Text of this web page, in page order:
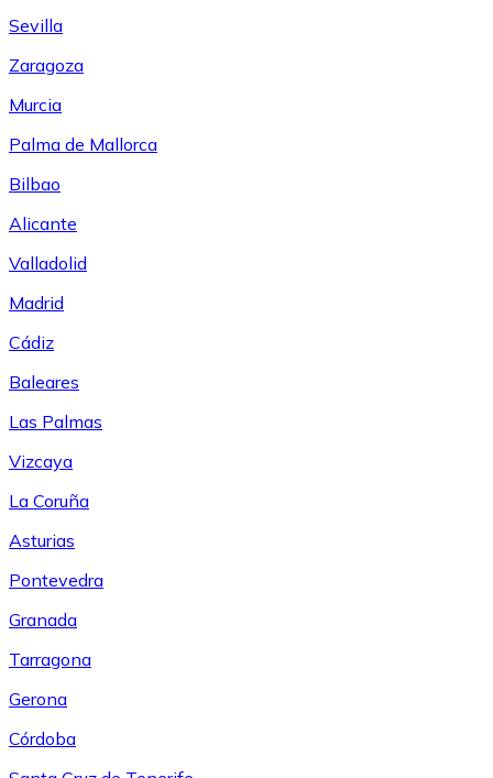
Sevilla
Zaragoza
Murcia
Palma de Mallorca
Bilbao
Alicante
Valladolid
Madrid
Cádiz
Baleares
Las Palmas
Vizcaya
La Coruña
Asturias
Pontevedra
Granada
Tarragona
Gerona
Córdoba